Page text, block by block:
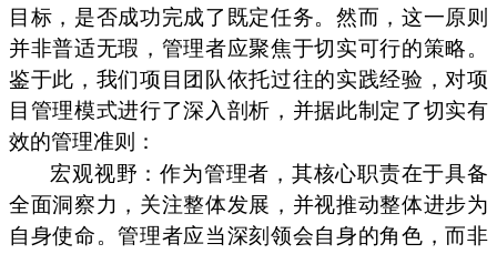
目标，是否成功完成了既定任务。然而，这一原则
并非普适无瑕，管理者应聚焦于切实可行的策略。
鉴于此，我们项目团队依托过往的实践经验，对项
目管理模式进行了深入剖析，并据此制定了切实有
效的管理准则：
宏观视野：作为管理者，其核心职责在于具备
全面洞察力，关注整体发展，并视推动整体进步为
自身使命。管理者应当深刻领会自身的角色，而非